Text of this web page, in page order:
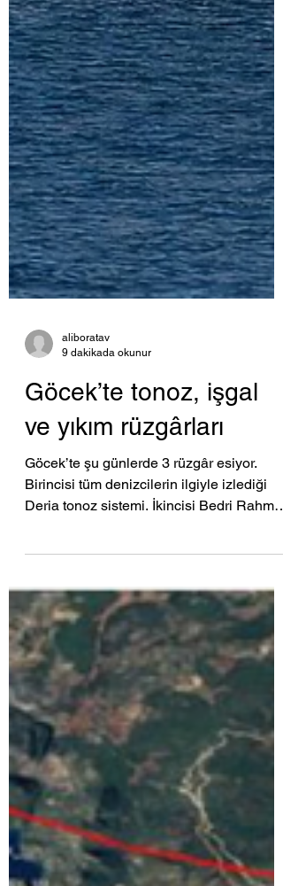
aliboratav
9 dakikada okunur
Göcek’te tonoz, işgal
ve yıkım rüzgârları
Göcek’te şu günlerde 3 rüzgâr esiyor.
Deria tonoz sistemi. İkincisi Bedri Rahmi
doğaseverlerin endişeyle izlediği işgal ve
beton girişimleri. Üçüncüsü de tüm
Göcekseverlerin üzüntüyle izlediği yat
mola noktaları fahiş kira-ecrimisil artışları
ve iskele yıkım tebligatları… Karışık bir
harita ve tüm yollar Çevre Bakanlığı’na
çıkıyor… (10 Nisan 2026 tarihinde Gazete
Oksijen’de yayınlanan yazının g